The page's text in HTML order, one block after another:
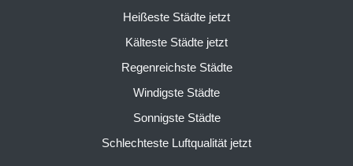
Heißeste Städte jetzt
Kälteste Städte jetzt
Regenreichste Städte
Windigste Städte
Sonnigste Städte
Schlechteste Luftqualität jetzt